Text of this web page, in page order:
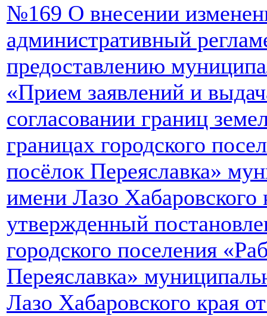
№169 О внесении
административный
предоставлению
«Прием заявлений и
согласовании границ
границах городского
посёлок Переяславка»
имени Лазо Хабаровского
утвержденный
городского поселения
Переяславка»
Лазо Хабаровского края